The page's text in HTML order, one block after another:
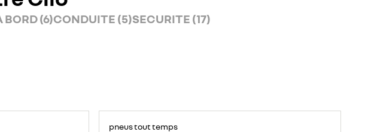
BORD (6)CONDUITE (5)SECURITE (17)
pneus tout temps